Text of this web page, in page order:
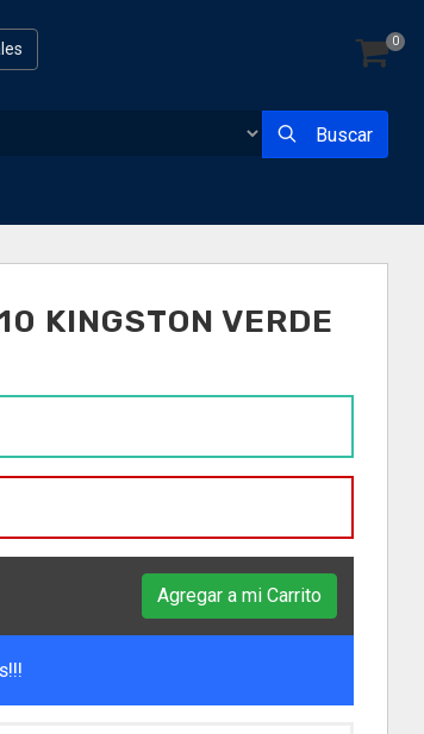
0
Buscar
KINGSTON VERDE
Agregar a mi Carrito